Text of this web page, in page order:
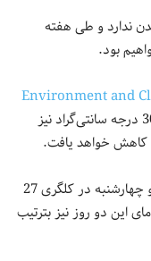
ندارد و طی هفته
بود.
Environment and
طی امروز و فردا دمای حسی کلگری تا حدود 30 درجه سانتی‌گراد نیز
کاهش خواهد یافت.
بر این اساس حداکثر دما در روزهای سه‌شنبه و چهارشنبه در کلگری 27
این دو روز نیز بترتیب